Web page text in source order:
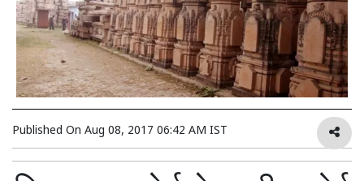
Published On Aug 08, 2017 06:42 AM IST